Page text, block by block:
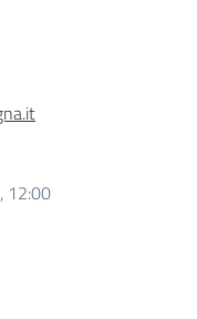
12:00